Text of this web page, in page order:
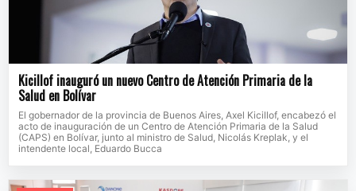
Kicillof inauguró un nuevo Centro de Atención Primaria de la
Salud en Bolívar
El gobernador de la provincia de Buenos Aires, Axel Kicillof, encabezó el
acto de inauguración de un Centro de Atención Primaria de la Salud
(CAPS) en Bolívar, junto al ministro de Salud, Nicolás Kreplak, y el
intendente local, Eduardo Bucca